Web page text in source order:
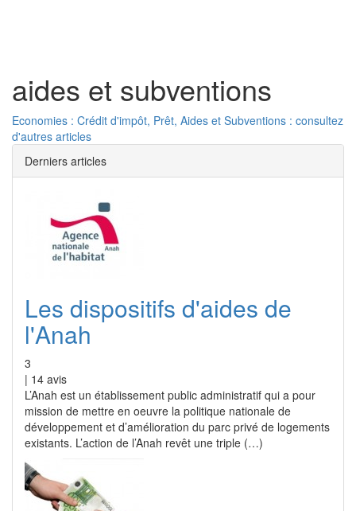
aides et subventions
Economies : Crédit d'impôt, Prêt, Aides et Subventions : consultez
d'autres articles
Derniers articles
Les dispositifs d'aides de
l'Anah
3
| 14 avis
L’Anah est un établissement public administratif qui a pour
mission de mettre en oeuvre la politique nationale de
développement et d’amélioration du parc privé de logements
existants. L’action de l’Anah revêt une triple (…)